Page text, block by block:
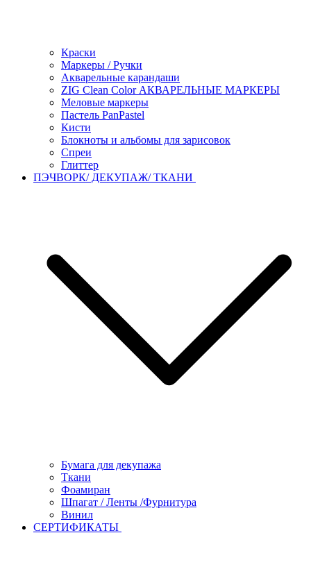
Краски
Маркеры / Ручки
Акварельные карандаши
ZIG Clean Color АКВАРЕЛЬНЫЕ МАРКЕРЫ
Меловые маркеры
Пастель PanPastel
Кисти
Блокноты и альбомы для зарисовок
Спреи
Глиттер
ПЭЧВОРК/ ДЕКУПАЖ/ ТКАНИ
Бумага для декупажа
Ткани
Фоамиран
Шпагат / Ленты /Фурнитура
Винил
СЕРТИФИКАТЫ